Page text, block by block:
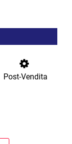
Post-Vendita